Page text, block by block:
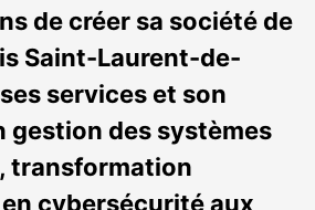
de créer sa société de
Saint-Laurent-de-
services et son
gestion des systèmes
transformation
cybersécurité aux